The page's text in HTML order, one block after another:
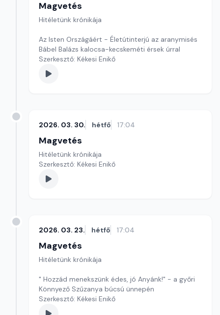
Magvetés
Hitéletünk krónikája
Az Isten Országáért - Életútinterjú az aranymisés
Bábel Balázs kalocsa-kecskeméti érsek úrral
Szerkesztő: Kékesi Enikő
2026. 03. 30. hétfő 17:04
Magvetés
Hitéletünk krónikája
Szerkesztő: Kékesi Enikő
2026. 03. 23. hétfő 17:04
Magvetés
Hitéletünk krónikája
" Hozzád menekszünk édes, jó Anyánk!" - a győri
Könnyező Szűzanya búcsú ünnepén
Szerkesztő: Kékesi Enikő